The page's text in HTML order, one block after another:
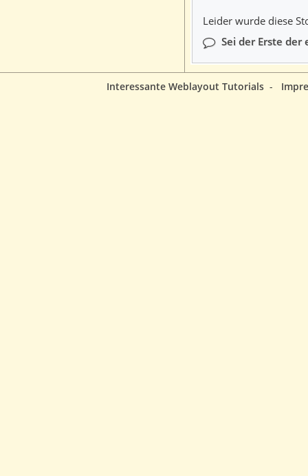
Leider wurde diese
Sei der Erste
Interessante Weblayout Tutorials -